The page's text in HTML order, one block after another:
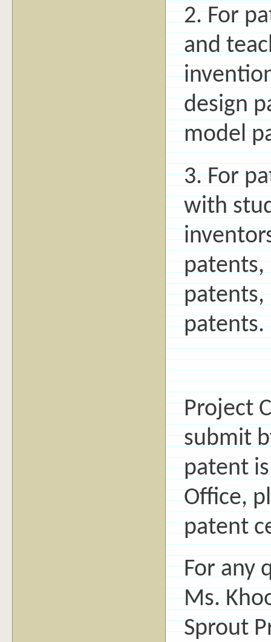
2. For
and
design
model
3. For
with
patents,
patents,
patents.
Project
submit
patent
Office,
patent
For any
Ms.
Sprout